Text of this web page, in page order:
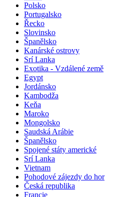
Polsko
Portugalsko
Řecko
Slovinsko
Španělsko
Kanárské ostrovy
Srí Lanka
Exotika - Vzdálené země
Egypt
Jordánsko
Kambodža
Keňa
Maroko
Mongolsko
Saudská Arábie
Španělsko
Spojené státy americké
Srí Lanka
Vietnam
Pohodové zájezdy do hor
Česká republika
Francie